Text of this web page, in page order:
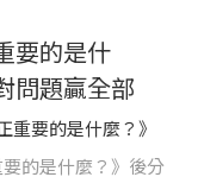
要的是什
問題贏全部
重要的是什麼？》
的是什麼？》後分